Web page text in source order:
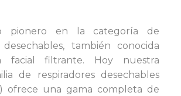
pionero en la categoría de
desechables, también conocida
facial filtrante. Hoy nuestra
de respiradores desechables
ofrece una gama completa de